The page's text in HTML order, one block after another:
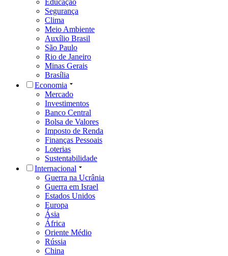
Educação
Segurança
Clima
Meio Ambiente
Auxílio Brasil
São Paulo
Rio de Janeiro
Minas Gerais
Brasília
Economia
Mercado
Investimentos
Banco Central
Bolsa de Valores
Imposto de Renda
Finanças Pessoais
Loterias
Sustentabilidade
Internacional
Guerra na Ucrânia
Guerra em Israel
Estados Unidos
Europa
Ásia
África
Oriente Médio
Rússia
China